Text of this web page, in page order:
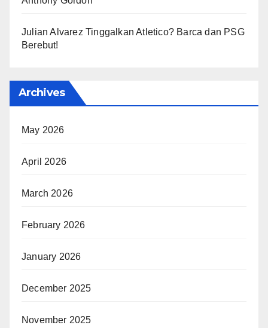
Julian Alvarez Tinggalkan Atletico? Barca dan PSG
Berebut!
Archives
May 2026
April 2026
March 2026
February 2026
January 2026
December 2025
November 2025